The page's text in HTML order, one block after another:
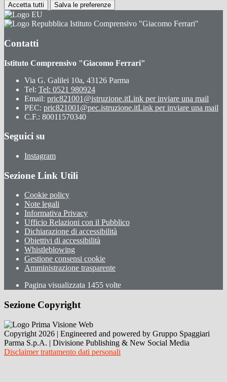
Accetta tutti Salva le preferenze
Istituto Comprensivo "Giacomo Ferrari"
Contatti
Istituto Comprensivo "Giacomo Ferrari"
Via G. Galilei 10a, 43126 Parma
Tel: Tel: 0521 980924
Email: pric821001@istruzione.itLink per inviare una mail
PEC: pric821001@pec.istruzione.itLink per inviare una mail
C.F.: 80011570340
Seguici su
Instagram
Sezione Link Utili
Cookie policy
Note legali
Informativa Privacy
Ufficio Relazioni con il Pubblico
Dichiarazione di accessibilità
Obiettivi di accessibilità
Whistleblowing
Gestione consensi cookie
Amministrazione trasparente
Pagina visualizzata 1455 volte
Sezione Copyright
Copyright 2026 | Engineered and powered by Gruppo Spaggiari
Parma S.p.A. | Divisione Publishing & New Social Media
Disclaimer trattamento dati personali